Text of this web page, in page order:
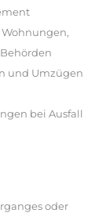
und Umzügen
bei Ausfall
oder